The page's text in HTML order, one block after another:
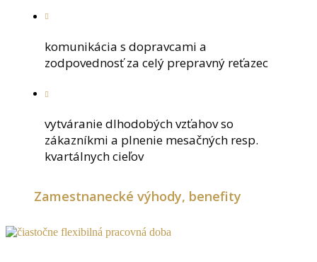
komunikácia s dopravcami a
zodpovednosť za celý prepravný reťazec
vytváranie dlhodobých vzťahov so
zákazníkmi a plnenie mesačných resp.
kvartálnych cieľov
Zamestnanecké výhody, benefity